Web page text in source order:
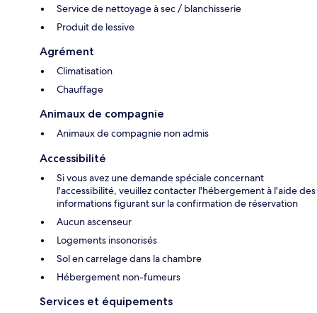
Service de nettoyage à sec / blanchisserie
Produit de lessive
Agrément
Climatisation
Chauffage
Animaux de compagnie
Animaux de compagnie non admis
Accessibilité
Si vous avez une demande spéciale concernant
l'accessibilité, veuillez contacter l'hébergement à l'aide des
informations figurant sur la confirmation de réservation
Aucun ascenseur
Logements insonorisés
Sol en carrelage dans la chambre
Hébergement non-fumeurs
Services et équipements